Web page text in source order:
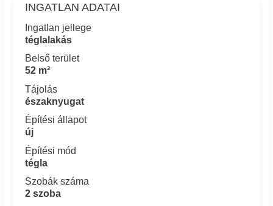
INGATLAN ADATAI
Ingatlan jellege
téglalakás
Belső terület
52 m²
Tájolás
északnyugat
Építési állapot
új
Építési mód
tégla
Szobák száma
2 szoba